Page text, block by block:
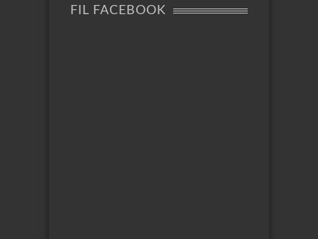
FIL FACEBOOK